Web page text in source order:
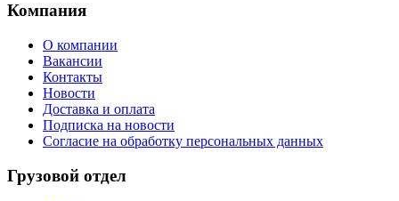
Компания
О компании
Вакансии
Контакты
Новости
Доставка и оплата
Подписка на новости
Согласие на обработку персональных данных
Грузовой отдел